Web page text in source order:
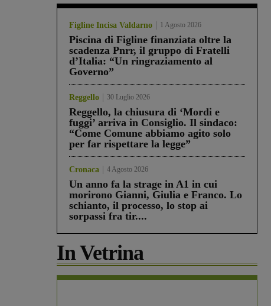
Figline Incisa Valdarno 1 Agosto 2026
Piscina di Figline finanziata oltre la
scadenza Pnrr, il gruppo di Fratelli
d’Italia: “Un ringraziamento al
Governo”
Reggello 30 Luglio 2026
Reggello, la chiusura di ‘Mordi e
fuggi’ arriva in Consiglio. Il sindaco:
“Come Comune abbiamo agito solo
per far rispettare la legge”
Cronaca 4 Agosto 2026
Un anno fa la strage in A1 in cui
morirono Gianni, Giulia e Franco. Lo
schianto, il processo, lo stop ai
sorpassi fra tir....
In Vetrina